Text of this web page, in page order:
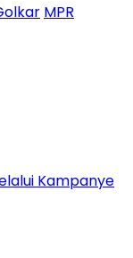
MPR
Kampanye